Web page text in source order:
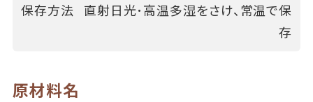
保存方法
直射日光･高温多湿をさけ、常温で保
存
原材料名